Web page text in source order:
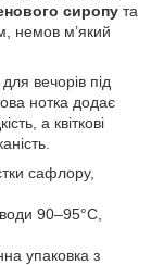
сиропу та
немов м’який
вечорів під
нотка додає
а квіткові
сафлору,
90–95°C,
упаковка з